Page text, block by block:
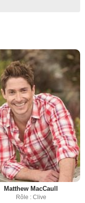
Matthew MacCaull
Rôle : Clive